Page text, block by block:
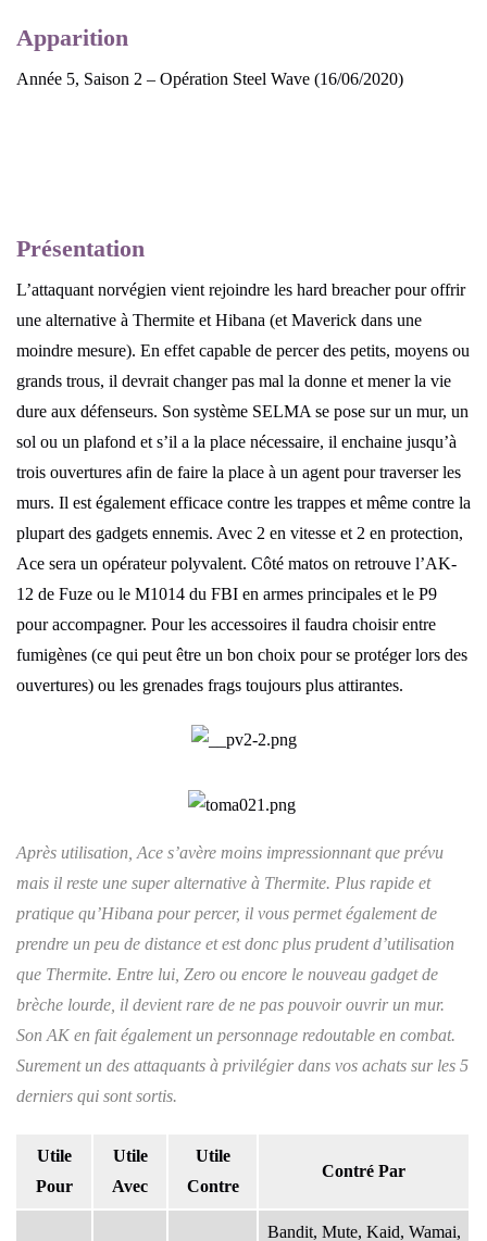
Apparition
Année 5, Saison 2 – Opération Steel Wave (16/06/2020)
Présentation
L’attaquant norvégien vient rejoindre les hard breacher pour offrir
une alternative à Thermite et Hibana (et Maverick dans une
moindre mesure). En effet capable de percer des petits, moyens ou
grands trous, il devrait changer pas mal la donne et mener la vie
dure aux défenseurs. Son système SELMA se pose sur un mur, un
sol ou un plafond et s’il a la place nécessaire, il enchaine jusqu’à
trois ouvertures afin de faire la place à un agent pour traverser les
murs. Il est également efficace contre les trappes et même contre la
plupart des gadgets ennemis. Avec 2 en vitesse et 2 en protection,
Ace sera un opérateur polyvalent. Côté matos on retrouve l’AK-
12 de Fuze ou le M1014 du FBI en armes principales et le P9
pour accompagner. Pour les accessoires il faudra choisir entre
fumigènes (ce qui peut être un bon choix pour se protéger lors des
ouvertures) ou les grenades frags toujours plus attirantes.
Après utilisation, Ace s’avère moins impressionnant que prévu
mais il reste une super alternative à Thermite. Plus rapide et
pratique qu’Hibana pour percer, il vous permet également de
prendre un peu de distance et est donc plus prudent d’utilisation
que Thermite. Entre lui, Zero ou encore le nouveau gadget de
brèche lourde, il devient rare de ne pas pouvoir ouvrir un mur.
Son AK en fait également un personnage redoutable en combat.
Surement un des attaquants à privilégier dans vos achats sur les 5
derniers qui sont sortis.
Utile
Pour
Utile
Avec
Utile
Contre
Contré Par
Bandit, Mute, Kaid, Wamai,